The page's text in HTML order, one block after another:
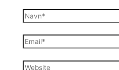
Navn*
Email*
Website